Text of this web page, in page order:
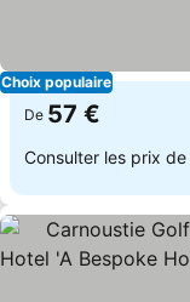
Choix populaire
De 57 €
Consulter les prix de